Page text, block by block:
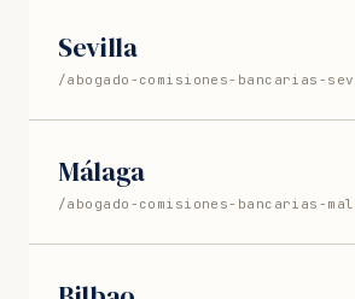
Sevilla
/abogado-comisiones-bancarias-
Málaga
/abogado-comisiones-bancarias-